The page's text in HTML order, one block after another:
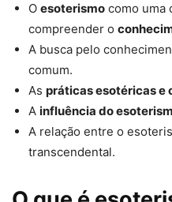
O esoterismo como uma
compreender o
A busca pelo
comum.
As práticas esotéricas e
A influência do
A relação entre o
transcendental.